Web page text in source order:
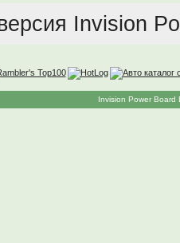
Invision
Invision Power